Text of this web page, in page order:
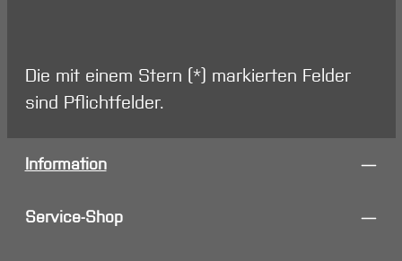
Die mit einem Stern (*) markierten Felder
sind Pflichtfelder.
Information
Service-Shop